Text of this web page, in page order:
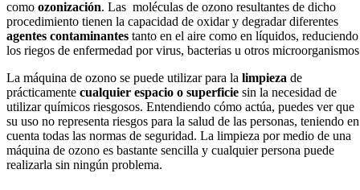
como ozonización. Las moléculas de ozono resultantes de dicho
procedimiento tienen la capacidad de oxidar y degradar diferentes
agentes contaminantes tanto en el aire como en líquidos, reduciendo
los riegos de enfermedad por virus, bacterias u otros
La máquina de ozono se puede utilizar para la limpieza de
prácticamente cualquier espacio o superficie sin la necesidad de
utilizar químicos riesgosos. Entendiendo cómo actúa, puedes ver que
su uso no representa riesgos para la salud de las personas, teniendo en
cuenta todas las normas de seguridad. La limpieza por medio de una
máquina de ozono es bastante sencilla y cualquier persona puede
realizarla sin ningún problema.